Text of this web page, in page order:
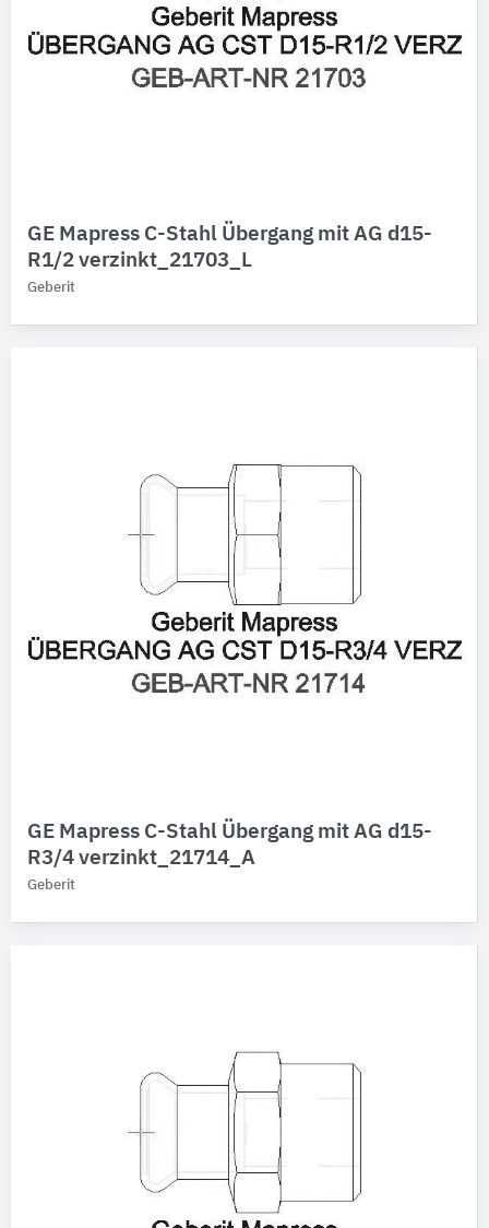
GE Mapress C-Stahl Übergang mit AG d15-
R1/2 verzinkt_21703_L
Geberit
GE Mapress C-Stahl Übergang mit AG d15-
R3/4 verzinkt_21714_A
Geberit